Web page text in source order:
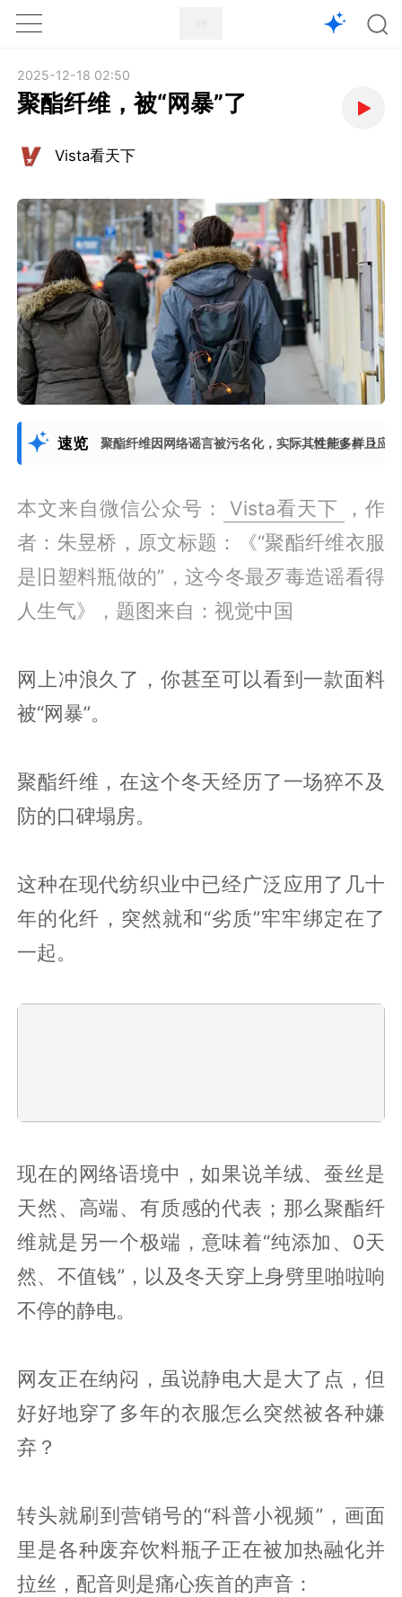
1X
2025-12-18 02:50
聚酯纤维，被“网暴”了
Vista看天下
速览 聚酯纤维因网络谣言被污名化，实际其性能多样且应
展开更多
本文来自微信公众号： Vista看天下
，作
者：朱昱桥，原文标题：《“聚酯纤维衣服
是旧塑料瓶做的”，这今冬最歹毒造谣看得
人生气》，题图来自：视觉中国
网上冲浪久了，你甚至可以看到一款面料
被“网暴”。
聚酯纤维，在这个冬天经历了一场猝不及
防的口碑塌房。
这种在现代纺织业中已经广泛应用了几十
年的化纤，突然就和“劣质”牢牢绑定在了
一起。
现在的网络语境中，如果说羊绒、蚕丝是
天然、高端、有质感的代表；那么聚酯纤
维就是另一个极端，意味着“纯添加、0天
然、不值钱”，以及冬天穿上身劈里啪啦响
不停的静电。
网友正在纳闷，虽说静电大是大了点，但
好好地穿了多年的衣服怎么突然被各种嫌
弃？
转头就刷到营销号的“科普小视频”，画面
里是各种废弃饮料瓶子正在被加热融化并
拉丝，配音则是痛心疾首的声音：